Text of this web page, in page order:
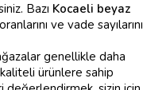
Bazı Kocaeli beyaz
ve vade sayılarını
genellikle daha
ürünlere sahip